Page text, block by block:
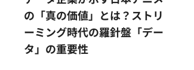
の「真の価値」とは？ストリ
ーミング時代の羅針盤「デー
タ」の重要性